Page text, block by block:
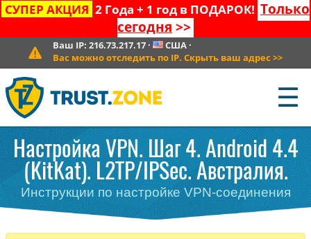
СУПЕР АКЦИЯ 2 Года + 1 год в ПОДАРОК! Только
сегодня >>
Ваш IP: 216.73.217.17· США·
Вас можно отследить по IP. Скрыть ваш адрес >>
☰
Настройка VPN. Шаг 4. Android 4.4
(KitKat). L2TP/IPSec. Австралия.
Инструкции по настройке VPN-соединения